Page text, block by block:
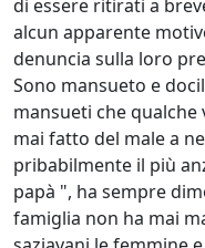
di essere ritirati a
alcun apparente
denuncia sulla loro
Sono mansueto e
mansueti che
mai fatto del male a
pribabilmente il più
papà ", ha sempre
famiglia non ha mai